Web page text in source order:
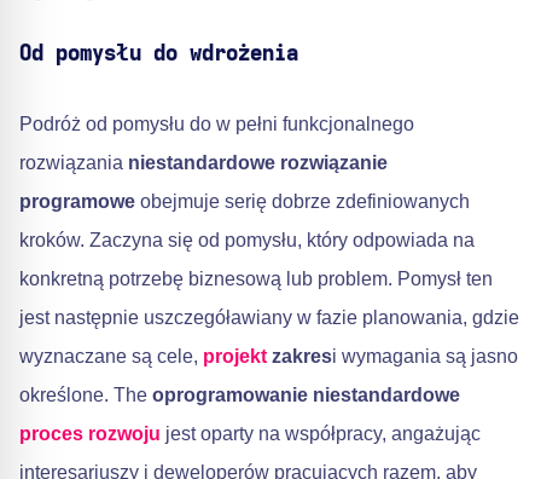
Od pomysłu do wdrożenia
Podróż od pomysłu do w pełni funkcjonalnego
rozwiązania niestandardowe rozwiązanie
programowe obejmuje serię dobrze zdefiniowanych
kroków. Zaczyna się od pomysłu, który odpowiada na
konkretną potrzebę biznesową lub problem. Pomysł ten
jest następnie uszczegóławiany w fazie planowania, gdzie
wyznaczane są cele, projekt zakresi wymagania są jasno
określone. The oprogramowanie niestandardowe
proces rozwoju jest oparty na współpracy, angażując
interesariuszy i deweloperów pracujących razem, aby